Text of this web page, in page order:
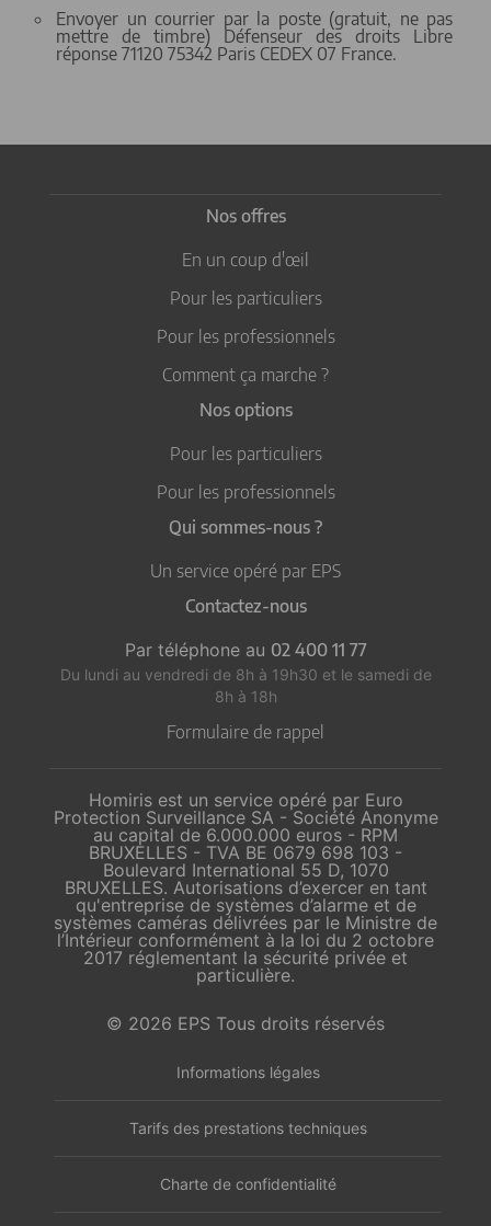
Envoyer un courrier par la poste (gratuit, ne pas
mettre de timbre) Défenseur des droits Libre
réponse 71120 75342 Paris CEDEX 07 France.
Nos offres
En un coup d'œil
Pour les particuliers
Pour les professionnels
Comment ça marche ?
Nos options
Pour les particuliers
Pour les professionnels
Qui sommes-nous ?
Un service opéré par EPS
Contactez-nous
Par téléphone au 02 400 11 77
Du lundi au vendredi de 8h à 19h30 et le samedi de
8h à 18h
Formulaire de rappel
Homiris est un service opéré par Euro
Protection Surveillance SA - Société Anonyme
au capital de 6.000.000 euros - RPM
BRUXELLES - TVA BE 0679 698 103 -
Boulevard International 55 D, 1070
BRUXELLES. Autorisations d’exercer en tant
qu'entreprise de systèmes d’alarme et de
systèmes caméras délivrées par le Ministre de
l’Intérieur conformément à la loi du 2 octobre
2017 réglementant la sécurité privée et
particulière.
© 2026 EPS Tous droits réservés
Informations légales
Tarifs des prestations techniques
Charte de confidentialité